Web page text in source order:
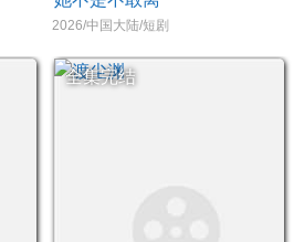
2026/中国大陆/短剧
全集完结